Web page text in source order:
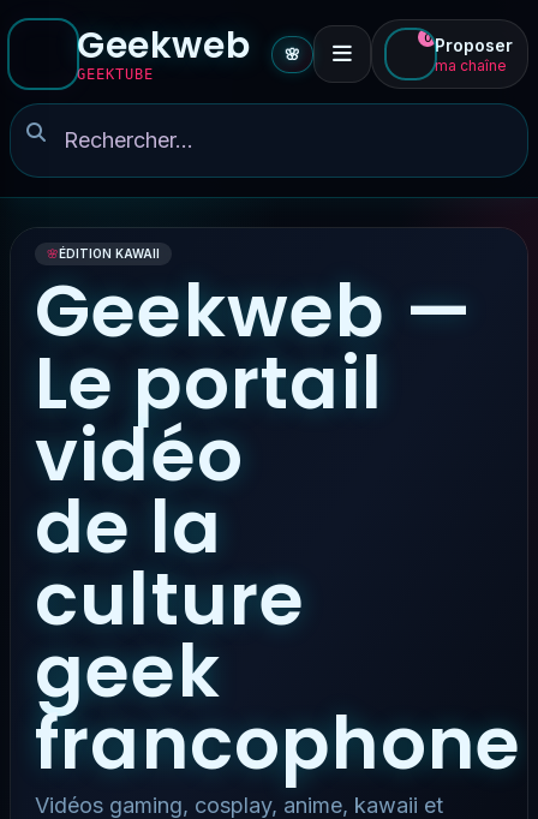
Geekweb
GEEKTUBE
🌸
0 Proposer
ma chaîne
🌸ÉDITION KAWAII
Geekweb —
Le portail
vidéo
de la
culture
geek
francophone
Vidéos gaming, cosplay, anime, kawaii et